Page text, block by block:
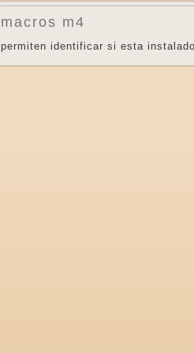
macros m4
permiten identificar si esta